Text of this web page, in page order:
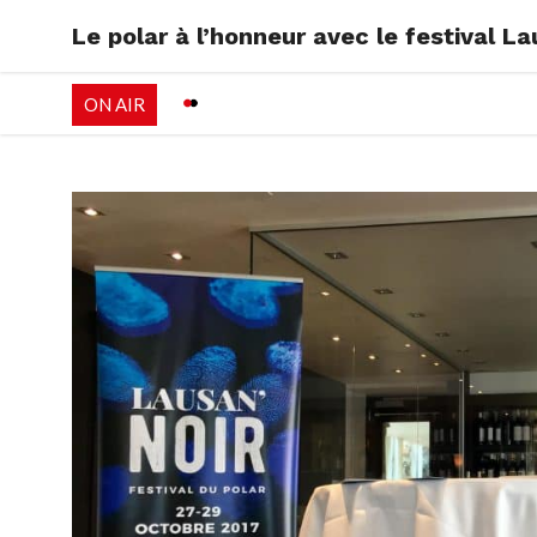
RADIO
Le polar à l’honneur avec le festival
ON AIR